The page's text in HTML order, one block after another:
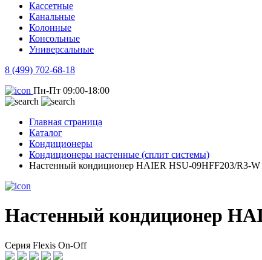
Кассетные
Канальные
Колонные
Консольные
Универсальные
8 (499) 702-68-18
Пн-Пт 09:00-18:00
Главная страница
Каталог
Кондиционеры
Кондиционеры настенные (сплит системы)
Настенный кондиционер HAIER HSU-09HFF203/R3-
Настенный кондиционер
Серия Flexis On-Off